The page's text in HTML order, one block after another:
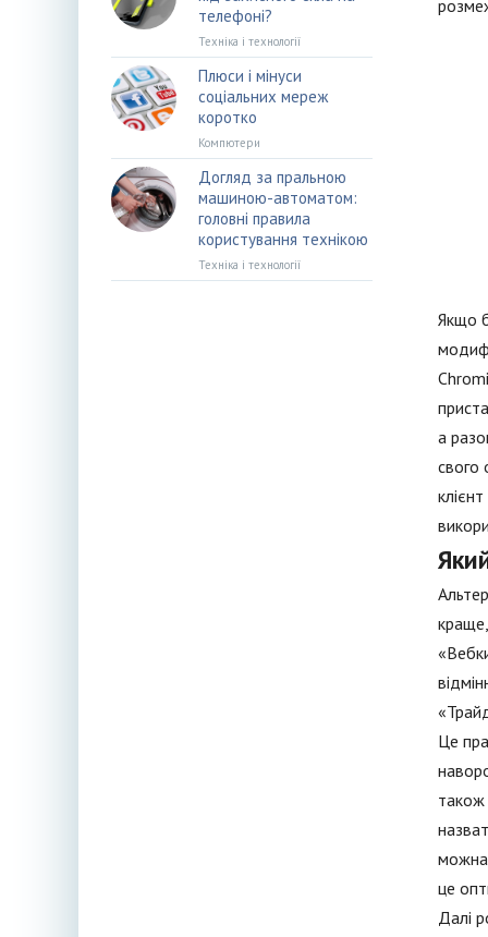
Якщо
а
свого
Це
також
можна
це
Далі
телефоні?
Техніка і технології
Плюси і мінуси
соціальних мереж
коротко
Компютери
Догляд за пральною
машиною-автоматом:
головні правила
користування технікою
Техніка і технології